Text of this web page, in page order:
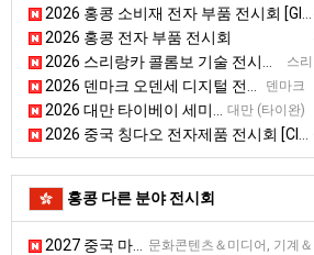
2026 홍콩 소비재 전자 부품 전시회 [Global Sources Consumer Electronic Componets]
2026 홍콩 전자 부품 전시회
스
2026 스리랑카 콜롬보 기술 전시회 [TECHNO]
덴마크
2026 덴마크 오덴세 디지털 전시회 [Digitization Exhibition]
대만 (타이완
2026 대만 타이베이 세미콘 반도체 전시회 [Semicon Taiwan]
2026 중국 칭다오 전자제품 전시회 [CICE]
홍콩 다른 분야 전시회
문화콘텐츠＆미디어, 기계
2027 중국 마카오 게임 전시회